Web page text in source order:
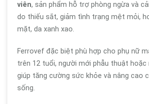
viên, sản phẩm hỗ trợ phòng ngừa và
do thiếu sắt, giảm tình trạng mệt mỏi,
mặt, da xanh xao.
Ferrovef đặc biệt phù hợp cho phụ nữ
trên 12 tuổi, người mới phẫu thuật hoặc
giúp tăng cường sức khỏe và nâng cao
sống.